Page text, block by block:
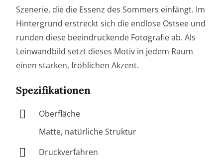
Szenerie, die die Essenz des Sommers einfängt. Im
Hintergrund erstreckt sich die endlose Ostsee und
runden diese beeindruckende Fotografie ab. Als
Leinwandbild setzt dieses Motiv in jedem Raum
einen starken, fröhlichen Akzent.
Spezifikationen
Oberfläche
Matte, natürliche Struktur
Druckverfahren